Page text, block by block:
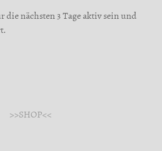
die nächsten 3 Tage aktiv sein und
>>SHOP<<